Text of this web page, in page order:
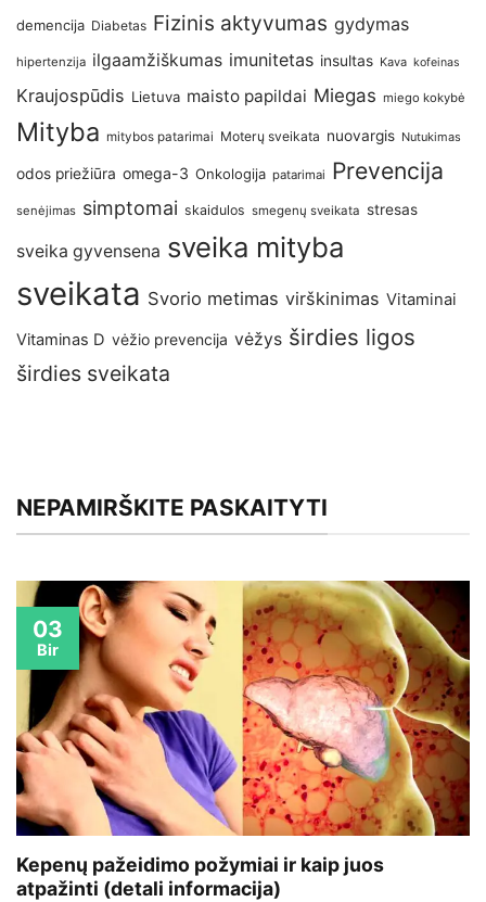
demencija Diabetas Fizinis aktyvumas gydymas
hipertenzija ilgaamžiškumas imunitetas insultas Kava kofeinas
Kraujospūdis Lietuva maisto papildai Miegas miego kokybė
Mityba mitybos patarimai Moterų sveikata nuovargis Nutukimas
odos priežiūra omega-3 Onkologija patarimai Prevencija
senėjimas simptomai skaidulos smegenų sveikata stresas
sveika gyvensena sveika mityba
sveikata Svorio metimas virškinimas Vitaminai
Vitaminas D vėžio prevencija vėžys širdies ligos
širdies sveikata
NEPAMIRŠKITE PASKAITYTI
Kepenų pažeidimo požymiai ir kaip juos
atpažinti (detali informacija)
03
Bir